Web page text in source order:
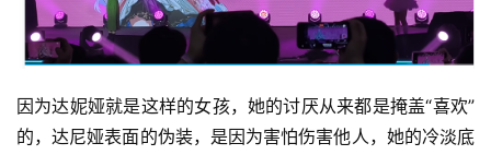
因为达妮娅就是这样的女孩，她的讨厌从来都是掩盖“喜欢”
的，达尼娅表面的伪装，是因为害怕伤害他人，她的冷淡底